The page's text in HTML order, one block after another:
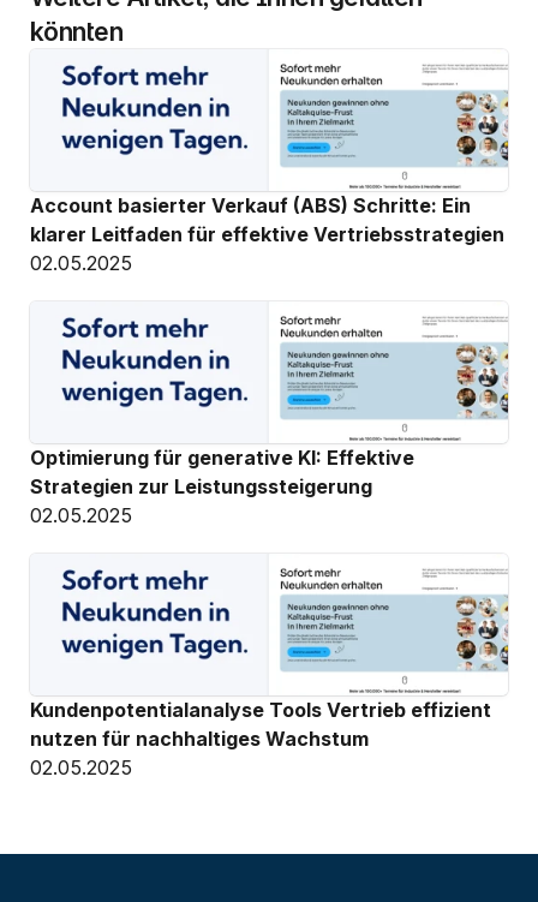
könnten
Account basierter Verkauf (ABS) Schritte: Ein
klarer Leitfaden für effektive Vertriebsstrategien
02.05.2025
Optimierung für generative KI: Effektive
Strategien zur Leistungssteigerung
02.05.2025
Kundenpotentialanalyse Tools Vertrieb effizient
nutzen für nachhaltiges Wachstum
02.05.2025